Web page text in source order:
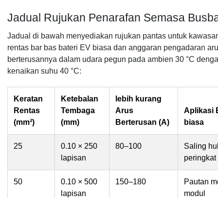
Jadual Rujukan Penarafan Semasa
Jadual di bawah menyediakan rujukan pantas untuk
rentas bar bas bateri EV biasa dan anggaran pengadaran
berterusannya dalam udara pegun pada ambien 30 °C
kenaikan suhu 40 °C:
Keratan
Rentas
(mm²)
Ketebalan
Tembaga
(mm)
lebih kurang
Arus
Berterusan (A)
Aplikasi
biasa
25
0.10 × 250
lapisan
80–100
Saling
peringkat
50
0.10 × 500
lapisan
150–180
Pautan
modul